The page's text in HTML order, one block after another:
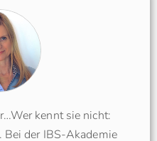
kennt sie nicht:
der IBS-Akademie